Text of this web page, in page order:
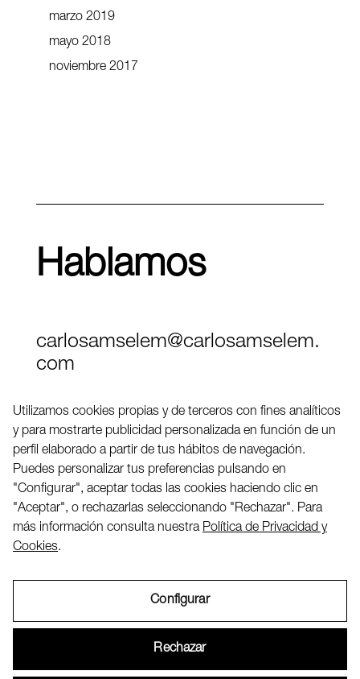
marzo 2019
mayo 2018
noviembre 2017
Hablamos
carlosamselem@carlosamselem.
com
Twitter
LinkedIN
2026 ©
Utilizamos cookies propias y de terceros con fines analíticos
y para mostrarte publicidad personalizada en función de un
perfil elaborado a partir de tus hábitos de navegación.
Puedes personalizar tus preferencias pulsando en
"Configurar", aceptar todas las cookies haciendo clic en
"Aceptar", o rechazarlas seleccionando "Rechazar". Para
más información consulta nuestra Política de Privacidad y
Cookies.
Configurar
Rechazar
Política de Privacidad y Cookies